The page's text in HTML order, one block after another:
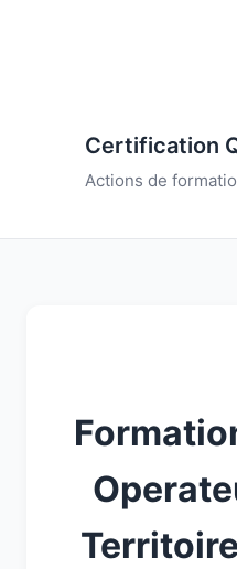
Certification
Actions de